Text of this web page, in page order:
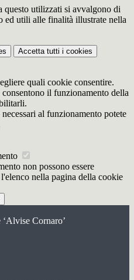
questo utilizzati si avvalgono di
ed utili alle finalità illustrate nella
Accetta tutti i cookies
quali cookie consentire.
il funzionamento della
al funzionamento potete
non possono essere
nella pagina della cookie
Cornaro’